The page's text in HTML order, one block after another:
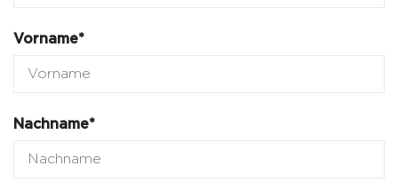
Vorname*
Nachname*